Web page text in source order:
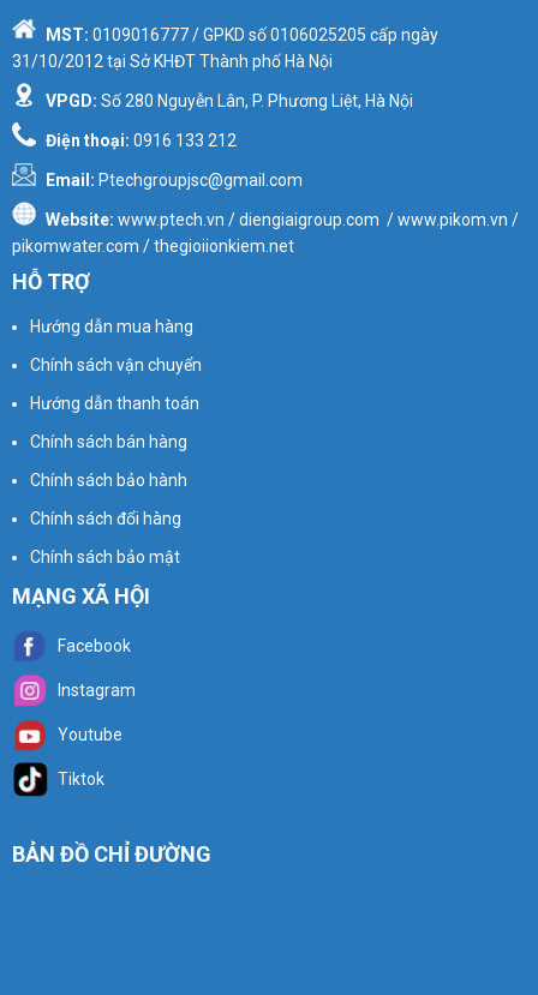
MST: 0109016777/ GPKD số0106025205 cấp ngày
31/10/2012 tại Sở KHĐT Thành phố Hà Nội
VPGD: Số 280 Nguyễn Lân, P. Phương Liệt, Hà Nội
Điện thoại: 0916 133 212
Email: Ptechgroupjsc@gmail.com
Website: www.ptech.vn / diengiaigroup.com / www.pikom.vn /
pikomwater.com / thegioiionkiem.net
HỖ TRỢ
Hướng dẫn mua hàng
Chính sách vận chuyển
Hướng dẫn thanh toán
Chính sách bán hàng
Chính sách bảo hành
Chính sách đổi hàng
Chính sách bảo mật
MẠNG XÃ HỘI
Facebook
Instagram
Youtube
Tiktok
BẢN ĐỒ CHỈ ĐƯỜNG